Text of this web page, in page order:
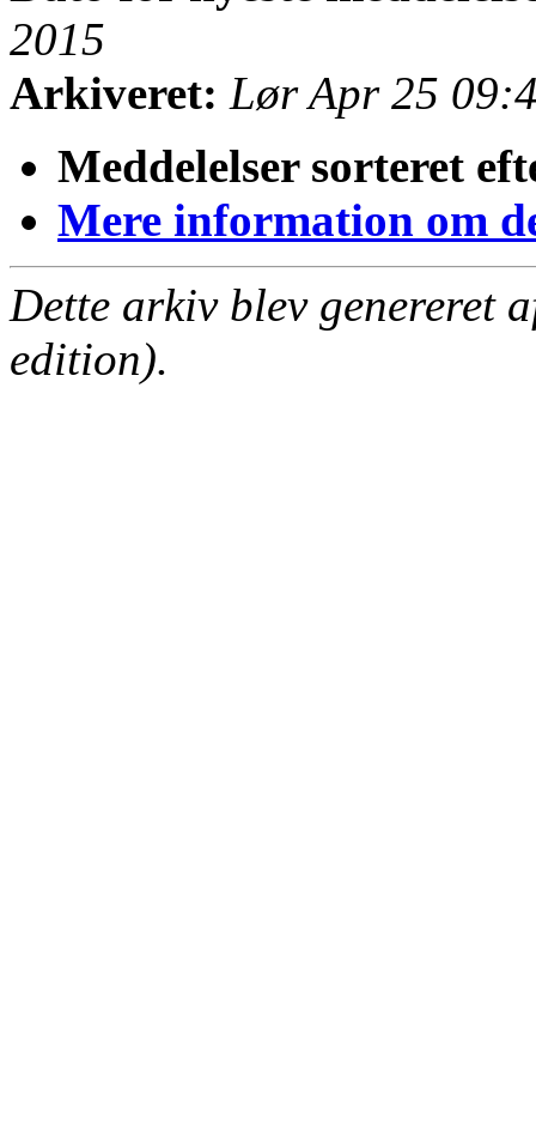
2015
Arkiveret: Lør Apr 25
Meddelelser sorteret
Mere information om
Dette arkiv blev genereret
edition).